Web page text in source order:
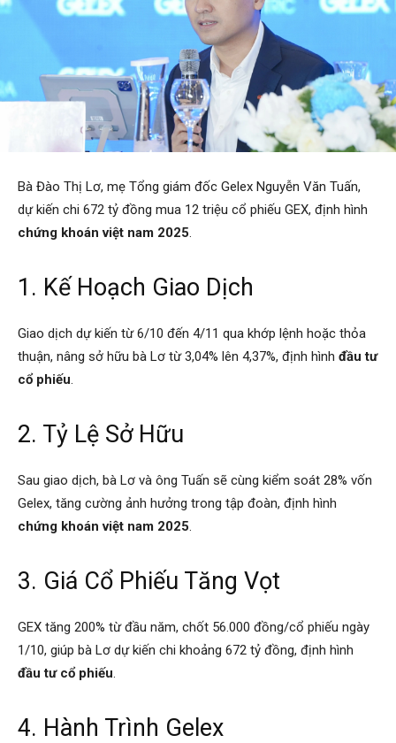
Bà Đào Thị Lơ, mẹ Tổng giám đốc Gelex Nguyễn Văn Tuấn,
dự kiến chi 672 tỷ đồng mua 12 triệu cổ phiếu GEX, định hình
chứng khoán việt nam 2025.
1. Kế Hoạch Giao Dịch
Giao dịch dự kiến từ 6/10 đến 4/11 qua khớp lệnh hoặc thỏa
thuận, nâng sở hữu bà Lơ từ 3,04% lên 4,37%, định hình đầu tư
cổ phiếu.
2. Tỷ Lệ Sở Hữu
Sau giao dịch, bà Lơ và ông Tuấn sẽ cùng kiểm soát 28% vốn
Gelex, tăng cường ảnh hưởng trong tập đoàn, định hình
chứng khoán việt nam 2025.
3. Giá Cổ Phiếu Tăng Vọt
GEX tăng 200% từ đầu năm, chốt 56.000 đồng/cổ phiếu ngày
1/10, giúp bà Lơ dự kiến chi khoảng 672 tỷ đồng, định hình
đầu tư cổ phiếu.
4. Hành Trình Gelex